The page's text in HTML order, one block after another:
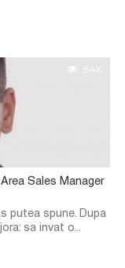
8.4K
Sales Manager
putea spune. Dupa
sa invat o...